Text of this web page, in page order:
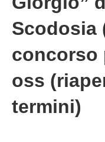
Scodosia
concorso
oss
termini)